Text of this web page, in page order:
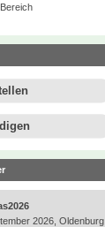
2026, Oldenburg